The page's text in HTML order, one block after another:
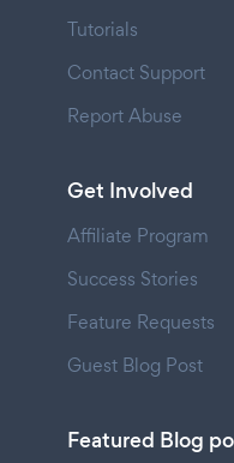
Tutorials
Contact Support
Report Abuse
Get Involved
Affiliate Program
Success Stories
Feature Requests
Guest Blog Post
Featured Blog